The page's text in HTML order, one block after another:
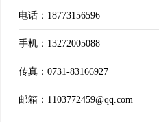
电话：18773156596
手机：13272005088
传真：0731-83166927
邮箱：1103772459@qq.com